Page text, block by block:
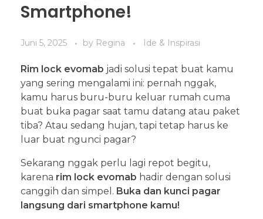
Smartphone!
Juni 5, 2025 by Regina Ide & Inspirasi
Rim lock evomab jadi solusi tepat buat kamu
yang sering mengalami ini: pernah nggak,
kamu harus buru-buru keluar rumah cuma
buat buka pagar saat tamu datang atau paket
tiba? Atau sedang hujan, tapi tetap harus ke
luar buat ngunci pagar?
Sekarang nggak perlu lagi repot begitu,
karena rim lock evomab hadir dengan solusi
canggih dan simpel. Buka dan kunci pagar
langsung dari smartphone kamu!